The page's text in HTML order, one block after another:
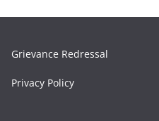
Grievance Redressal
Privacy Policy